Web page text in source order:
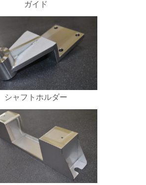
ガイド
シャフトホルダー